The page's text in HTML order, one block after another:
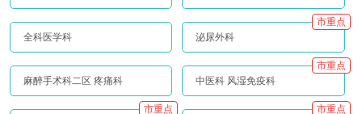
全科医学科 泌尿外科
市重点
麻醉手术科二区 疼痛科 中医科 风湿免疫科
市重点
市重点
市重点